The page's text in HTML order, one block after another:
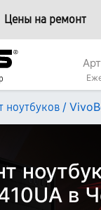
Цены на ремонт
ноутбуков /
в